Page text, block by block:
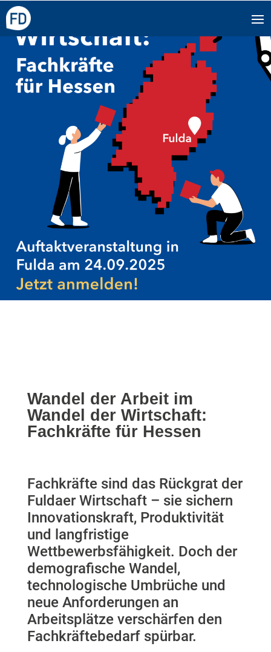
Wandel der Arbeit im
Wandel der Wirtschaft:
Fachkräfte für Hessen
Fachkräfte sind das Rückgrat der
Fuldaer Wirtschaft – sie sichern
Innovationskraft, Produktivität
und langfristige
Wettbewerbsfähigkeit. Doch der
demografische Wandel,
technologische Umbrüche und
neue Anforderungen an
Arbeitsplätze verschärfen den
Fachkräftebedarf spürbar.